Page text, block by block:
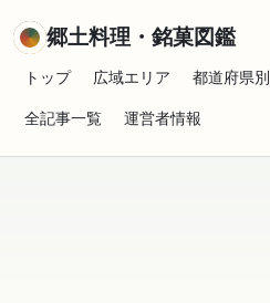
郷土料理・銘菓図鑑
トップ 広域エリア 都道府県別
全記事一覧 運営者情報